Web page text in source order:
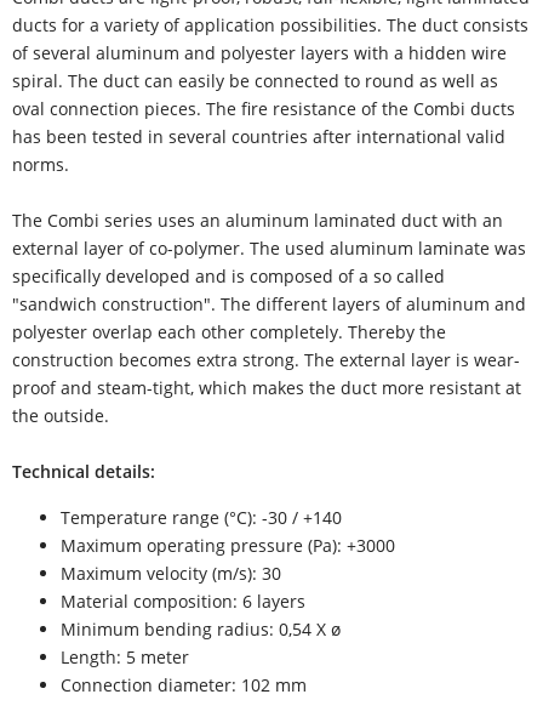
ducts for a variety of application possibilities. The duct consists
of several aluminum and polyester layers with a hidden wire
spiral. The duct can easily be connected to round as well as
oval connection pieces. The fire resistance of the Combi ducts
has been tested in several countries after international valid
norms.
The Combi series uses an aluminum laminated duct with an
external layer of co-polymer. The used aluminum laminate was
specifically developed and is composed of a so called
"sandwich construction". The different layers of aluminum and
polyester overlap each other completely. Thereby the
construction becomes extra strong. The external layer is wear-
proof and steam-tight, which makes the duct more resistant at
the outside.
Technical details:
Temperature range (°C): -30 / +140
Maximum operating pressure (Pa): +3000
Maximum velocity (m/s): 30
Material composition: 6 layers
Minimum bending radius: 0,54 X ø
Length: 5 meter
Connection diameter: 102 mm